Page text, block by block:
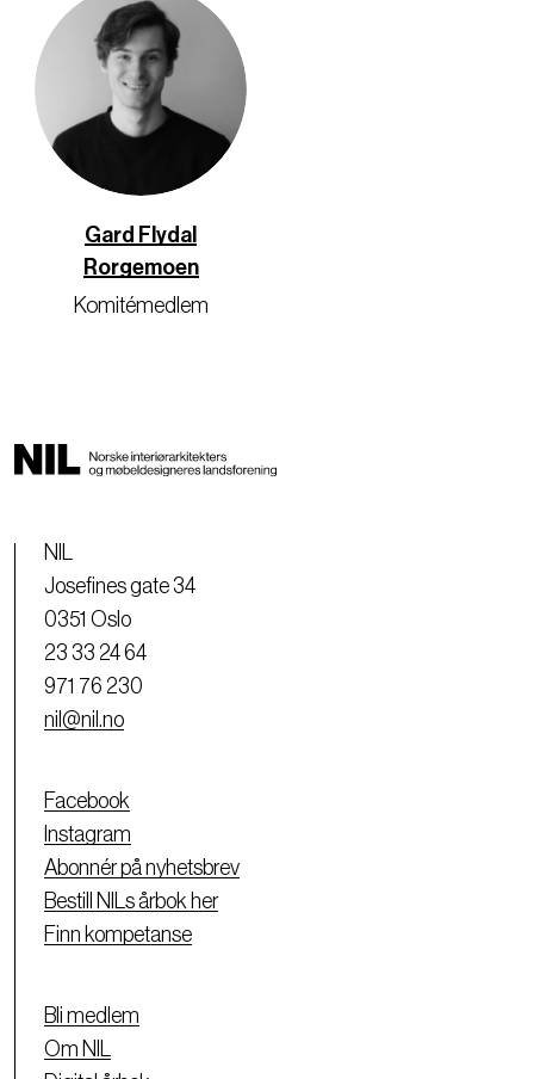
Gard Flydal
Rorgemoen
Komitémedlem
NIL
Josefines gate 34
0351 Oslo
23 33 24 64
971 76 230
nil@nil.no
Facebook
Instagram
Abonnér på nyhetsbrev
Bestill NILs årbok her
Finn kompetanse
Bli medlem
Om NIL